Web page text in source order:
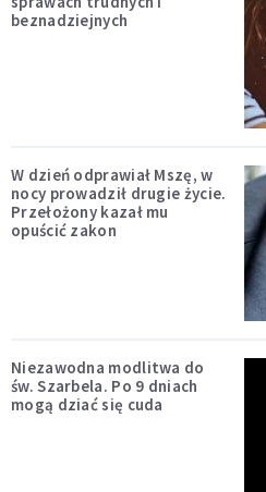
beznadziejnych
W dzień odprawiał Mszę, w
nocy prowadził drugie życie.
Przełożony kazał mu
opuścić zakon
Niezawodna modlitwa do
św. Szarbela. Po 9 dniach
mogą dziać się cuda